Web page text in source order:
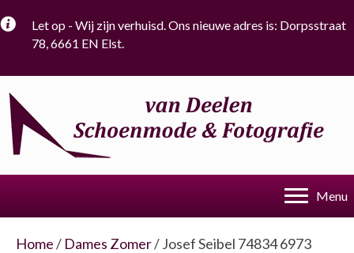
Let op - Wij zijn verhuisd. Ons nieuwe adres is: Dorpsstraat
78, 6661 EN Elst.
Menu
Home/ Dames Zomer/ Josef Seibel 74834 6973